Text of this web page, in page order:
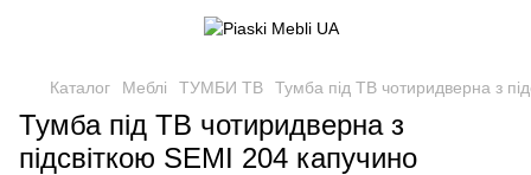
Каталог Меблі ТУМБИ ТВ Тумба під ТВ чотиридверна з
Тумба під ТВ чотиридверна з
підсвіткою SEMI 204 капучино